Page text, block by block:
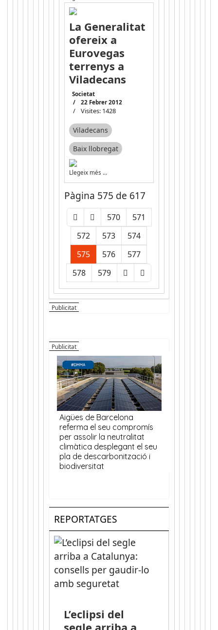
La Generalitat
ofereix a
Eurovegas
terrenys a
Viladecans
Societat
22 Febrer 2012
Visites: 1428
Viladecans
Baix llobregat
Llegeix més …
Pàgina 575 de 617
570
571
572
573
574
575
576
577
578
579
REPORTATGES
L’eclipsi del